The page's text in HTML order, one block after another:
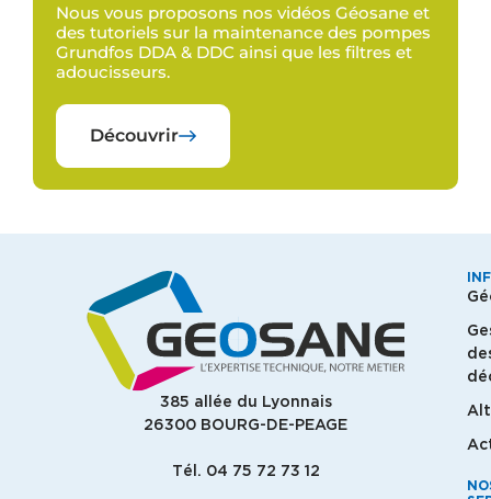
Nous vous proposons nos vidéos Géosane et
des tutoriels sur la maintenance des pompes
Grundfos DDA & DDC ainsi que les filtres et
adoucisseurs.
Découvrir
385 allée du Lyonnais
26300 BOURG-DE-PEAGE
Tél. 04 75 72 73 12